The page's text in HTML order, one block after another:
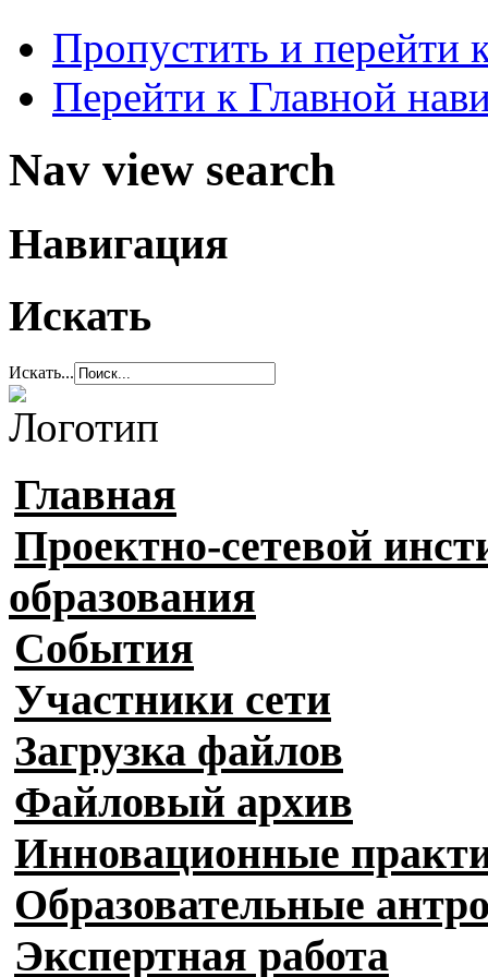
Пропустить и перейти
Перейти к Главной
Nav view search
Навигация
Искать
Искать...
Главная
Проектно-сетевой
образования
События
Участники сети
Загрузка файлов
Файловый архив
Инновационные
Образовательные
Экспертная работа